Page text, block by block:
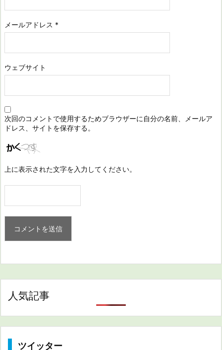
メールアドレス *
ウェブサイト
次回のコメントで使用するためブラウザーに自分の名前、メールア
ドレス、サイトを保存する。
上に表示された文字を入力してください。
人気記事
ツイッター